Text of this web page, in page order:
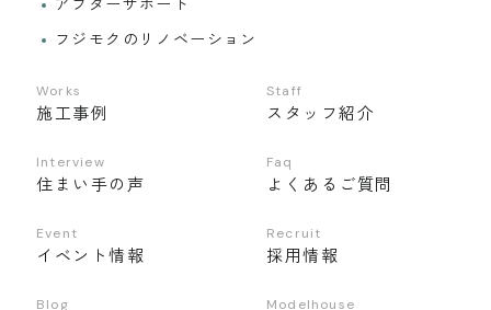
フジモクのリノベーション
Works
施工事例
Interview
住まい手の声
Event
イベント情報
Blog
Staff
スタッフ紹介
Faq
よくあるご質問
Recruit
採用情報
Modelhouse